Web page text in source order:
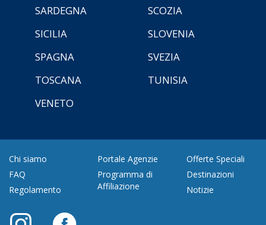
SARDEGNA
SCOZIA
SICILIA
SLOVENIA
SPAGNA
SVEZIA
TOSCANA
TUNISIA
VENETO
Chi siamo
FAQ
Regolamento
Portale Agenzie
Programma di
Affiliazione
Offerte Speciali
Destinazioni
Notizie